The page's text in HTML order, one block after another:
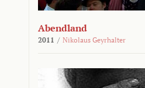
Abendland
2011 / Nikolaus Geyrhalter